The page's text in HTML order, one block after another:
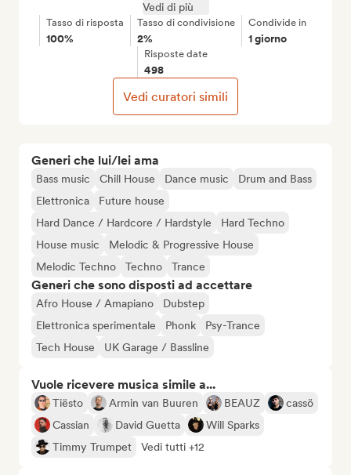
Generi che lui/lei ama
Bass music Chill House Dance music
Drum and Bass
Elettronica
Future house
Hard Dance / Hardcore / Hardstyle
Hard Techno
House music
Melodic & Progressive House
Melodic Techno
Techno Trance
Generi che sono disposti ad accettare
Afro House / Amapiano
Dubstep
Elettronica sperimentale
Phonk
Psy-Trance
Tech House
UK Garage / Bassline
Vuole ricevere musica simile a...
Tiësto Armin van Buuren BEAUZ
cassö
Cassian
David Guetta
Will Sparks
Timmy Trumpet
Vedi tutti +12
Vedi di più
Tasso di risposta
100%
Tasso di condivisione
2%
Condivide in
1 giorno
Risposte date
498
Vedi curatori simili